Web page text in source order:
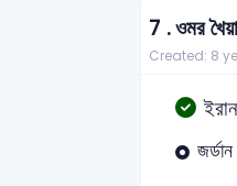
7 .ওমর
Created: 8
ইরান
জর্ডান